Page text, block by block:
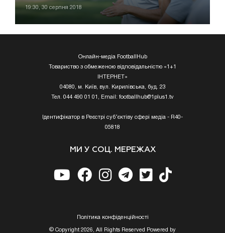
19:30, 30 серпня 2018
Онлайн-медіа FootballHub
Товариство з обмеженою відповідальністю «1+1
ІНТЕРНЕТ»
04080, м. Київ, вул. Кирилівська, буд. 23
Тел. 044 490 01 01, Email: footballhub@1plus1.tv
Ідентифікатор в Реєстрі суб’єктіву сфері медіа - R40-
05818
МИ У СОЦ. МЕРЕЖАХ
Полiтика конфiденцiйностi
© Copyright 2026, All Rights Reserved Powered by